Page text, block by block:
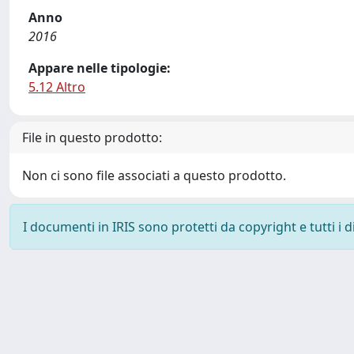
Anno
2016
Appare nelle tipologie:
5.12 Altro
File in questo prodotto:
Non ci sono file associati a questo prodotto.
I documenti in IRIS sono protetti da copyright e tutti i